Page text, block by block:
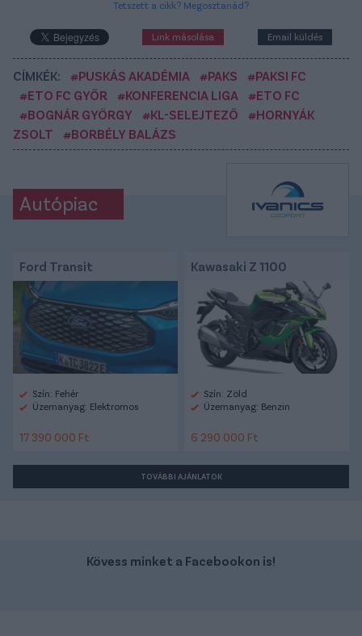
Tetszett a cikk? Megosztanád?
Link másolása Email küldés
CÍMKÉK: #PUSKÁS AKADÉMIA #PAKS
#PAKSI FC
#ETO FC GYŐR
#KONFERENCIA LIGA
#ETO FC
#BOGNÁR GYÖRGY
#KL-SELEJTEZŐ
#HORNYÁK
ZSOLT
#BORBÉLY BALÁZS
Autópiac
Ford Transit
Szín: Fehér
Üzemanyag: Elektromos
17 390 000 Ft
Kawasaki Z 1100
Szín: Zöld
Üzemanyag: Benzin
6 290 000 Ft
TOVÁBBI AJÁNLATOK
Kövess minket a Facebookon is!